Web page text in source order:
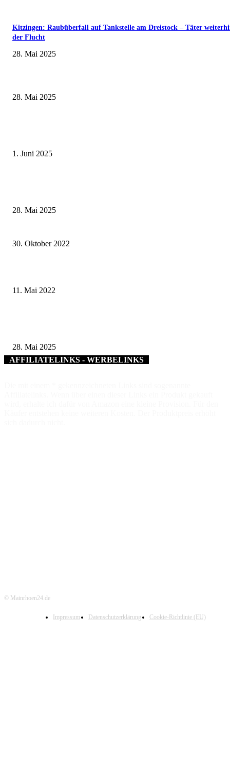
Kitzingen: Raubüberfall auf Tankstelle am Dreistock – Täter
der Flucht
28. Mai 2025
28. Mai 2025
1. Juni 2025
28. Mai 2025
30. Oktober 2022
11. Mai 2022
28. Mai 2025
AFFILIATELINKS - WERBELINKS
© Mainrhoen24.de
Impressum Datenschutzerklärung Cookie-Richtlinie (EU)